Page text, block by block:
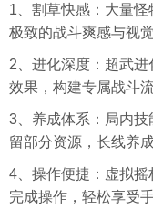
1、割草快感：大量
极致的战斗爽感与视觉
2、进化深度：超武
效果，构建专属战斗流
3、养成体系：局内
留部分资源，长线养
4、操作便捷：虚拟
完成操作，轻松享受